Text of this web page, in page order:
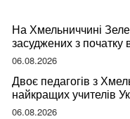
На Хмельниччині
засуджених з початку
06.08.2026
Двоє педагогів з
найкращих учителів
06.08.2026